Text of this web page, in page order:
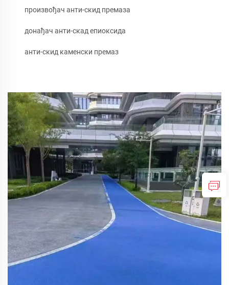
произвођач анти-скид премаза
донађач анти-скад епиоксида
анти-скид каменски премаз